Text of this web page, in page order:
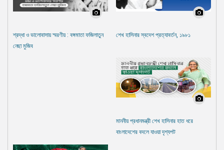
শ্রদ্ধা ও ভালোবাসায় স্মরণীয় : বঙ্গমাতা ফজিলাতুন
নেছা মুজিব
শেখ হাসিনার স্বদেশ প্রত্যাবর্তন, ১৯৮১
মাননীয় প্রধানমন্ত্রী শেখ হাসিনার হাত ধরে
বাংলাদেশের বদলে যাওয়া দৃশ্যপট